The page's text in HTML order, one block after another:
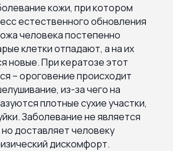
кожи, при котором
естественного обновления
человека постепенно
клетки отпадают, а на их
новые. При кератозе этот
– ороговение происходит
из-за чего на
плотные сухие участки,
Заболевание не является
доставляет человеку
дискомфорт.